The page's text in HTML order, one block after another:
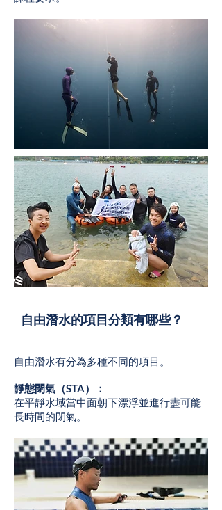
自由潛水的項目分類有哪些？
自由潛水有分為多種不同的項目。
靜態閉氣（STA）：
在平靜水域當中面朝下漂浮並進行盡可能
長時間的閉氣。